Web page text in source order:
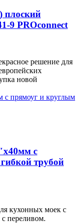
плоский
9 PROconnect
решение для
новой
с
трубой
кухонных моек с
переливом.